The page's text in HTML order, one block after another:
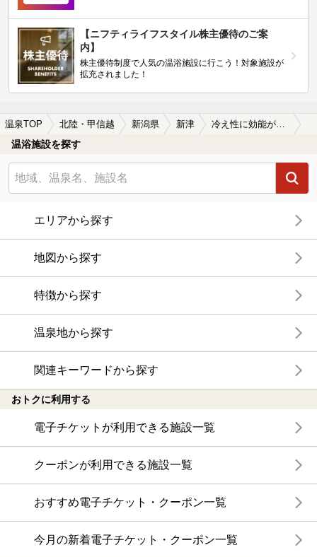
【ニフティライフスタイル株主優待のご案
内】
株主優待制度で人気の温浴施設に行こう！対象施設が
拡充されました！
温泉TOP 北陸・甲信越 新潟県 新津 冷え性に効能がある新津の温泉、日帰り温泉、スーパー銭湯おすすめ
温浴施設を探す
エリアから探す
地図から探す
特徴から探す
温泉地から探す
関連キーワードから探す
おトクに利用する
電子チケットが利用できる施設一覧
クーポンが利用できる施設一覧
おすすめ電子チケット・クーポン一覧
今月の新着電子チケット・クーポン一覧